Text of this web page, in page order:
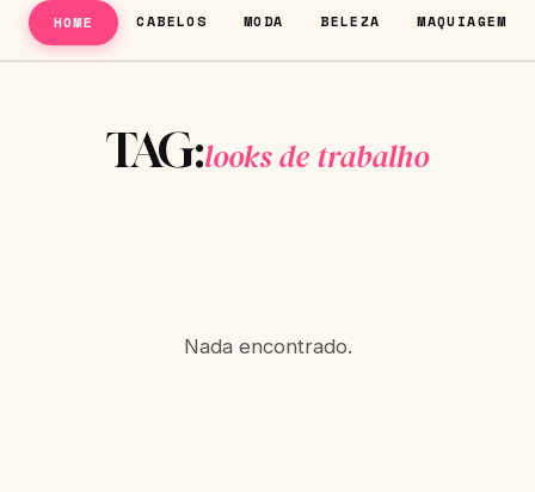
HOME CABELOS MODA BELEZA MAQUIAGEM
TAG:looks de trabalho
Nada encontrado.